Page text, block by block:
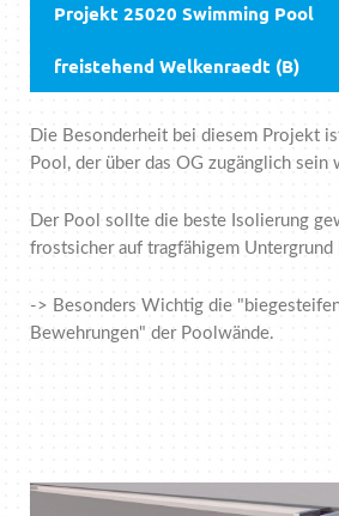
Projekt 25020 Swimming Pool
freistehend Welkenraedt (B)
Die Besonderheit bei diesem Projekt
Pool, der über das OG zugänglich sein
Der Pool sollte die beste Isolierung
frostsicher auf tragfähigem Untergrund
-> Besonders Wichtig die
Bewehrungen" der Poolwände.